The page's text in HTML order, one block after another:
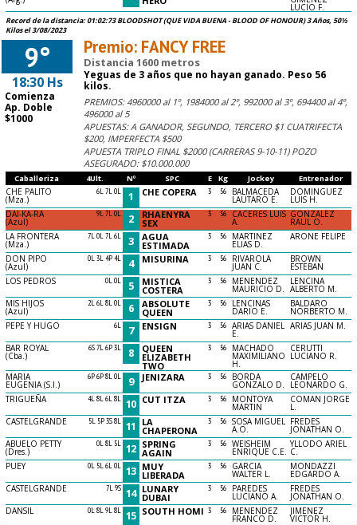
LUCIO F.
Record de la distancia: 01:02:73 BLOODSHOT (QUE VIDA BUENA - BLOOD OF HONOUR) 3 Años, 50½
Kilos el 3/08/2023
9°
18:30 Hs
Comienza
Ap. Doble
$1000
Premio: FANCY FREE
Distancia 1600 metros
Yeguas de 3 años que no hayan ganado. Peso 56
kilos.
PREMIOS: 4960000 al 1º, 1984000 al 2º, 992000 al 3º, 694400 al 4º,
496000 al 5
APUESTAS: A GANADOR, SEGUNDO, TERCERO $1 CUATRIFECTA
$200, IMPERFECTA $500
APUESTA TRIPLO FINAL $2000 (CARRERAS 9-10-11) POZO
ASEGURADO: $10.000.000
Caballeriza 4Ult. Nº SPC E Kg Jockey Entrenador
CHE PALITO
(Mza.)
6L 7L 0L 1 CHE COPERA 3 56 BALMACEDA
LAUTARO E.
DOMINGUEZ
LUIS H.
DAI-KA-RA
(Azul)
9L 7L 0L 2 RHAENYRA
SEX
3 56 CACERES LUIS
A.
GONZALEZ
RAUL O.
LA FRONTERA
(Mza.)
7L 0L 7L 6L 3 AGUA
ESTIMADA
3 56 MARTINEZ
ELIAS D.
ARONE FELIPE
DON PIPO
(Azul)
0L 3L 4P 4L 4 MISURINA 3 56 RIVAROLA
JUAN C.
BROWN
ESTEBAN
LOS PEDROS
0L 0L 5 MISTICA
COSTERA
3 56 MENENDEZ
MAURICIO D.
LENCINA
ALBERTO M.
MIS HIJOS
(Azul)
2L 6L 8L 0L 6 ABSOLUTE
QUEEN
3 56 LENCINAS
DARIO E.
BALDARO
NORBERTO M.
PEPE Y HUGO
6L 7 ENSIGN 3 56 ARIAS DANIEL
E.
ARIAS JUAN M.
BAR ROYAL
(Cba.)
6S 7L 6P 3L 8 QUEEN
ELIZABETH
TWO
3 56 MACHADO
MAXIMILIANO
H.
CERUTTI
LUCIANO R.
MARIA
EUGENIA (S.I.)
6P 6P 8L 0L 9 JENIZARA 3 56 BORDA
GONZALO D.
CAMPELO
LEONARDO G.
TRIGUEÑA
4L 8L 6L 8L 10 CUT ITZA 3 56 MONTOYA
MARTIN
COMAN JORGE
L.
CASTELGRANDE
5L 5P 3S 8L 11 LA
CHAPERONA
3 56 SOSA MIGUEL
A.O.
FREDES
JONATHAN O.
ABUELO PETTY
(Dres.)
0L 8L 5L 12 SPRING
AGAIN
3 56 WEISHEIM
ENRIQUE C.E.
YLLODO ARIEL
C.
PUEY
0L 5L 6L 0L 13 MUY
LIBERADA
3 56 GARCIA
WALTER L.
MONDAZZI
EDGARDO A.
CASTELGRANDE
7L 9S 14 LUNARY
DUBAI
3 56 PAREDES
LUCIANO A.
FREDES
JONATHAN O.
DANSIL
0L 8L 9L 8L 15 SOUTH HOMI 3 56 MENENDEZ
FRANCO D.
JIMENEZ
VICTOR H.